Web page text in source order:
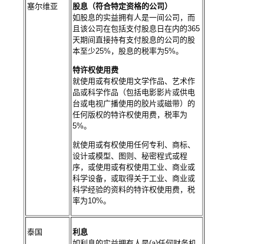
塞尔维亚
股息（符合特定资格的公司）
如股息的实益拥有人是一间公司，而
且该公司在包括支付股息日在内的365
天期间直接持有支付股息的公司的股
本至少25%，股息的税率为5%。
特许权使用费
就使用或有权使用文学作品、艺术作
品或科学作品（包括电影影片或供电
台或电视广播使用的胶片或磁带）的
任何版权的特许权使用费，税率为
5%。
就使用或有权使用任何专利、商标、
设计或模型、图则、秘密程式或程
序，或使用或有权使用工业、商业或
科学设备，或取得关于工业、商业或
科学经验的资料的特许权使用费，税
率为10%。
泰国
利息